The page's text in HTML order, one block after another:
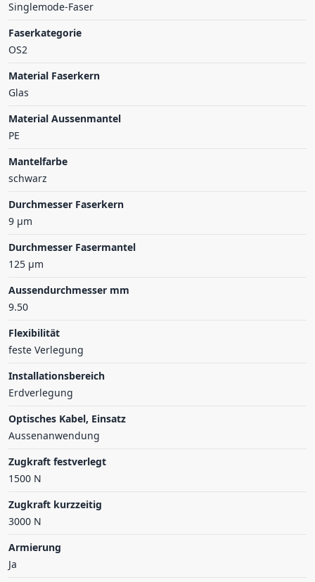
Singlemode-Faser
Faserkategorie
OS2
Material Faserkern
Glas
Material Aussenmantel
PE
Mantelfarbe
schwarz
Durchmesser Faserkern
9 µm
Durchmesser Fasermantel
125 µm
Aussendurchmesser mm
9.50
Flexibilität
feste Verlegung
Installationsbereich
Erdverlegung
Optisches Kabel, Einsatz
Aussenanwendung
Zugkraft festverlegt
1500 N
Zugkraft kurzzeitig
3000 N
Armierung
Ja